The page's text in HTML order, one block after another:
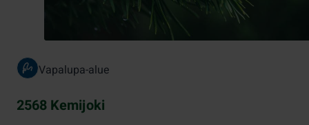
Vapalupa-alue
2568 Kemijoki